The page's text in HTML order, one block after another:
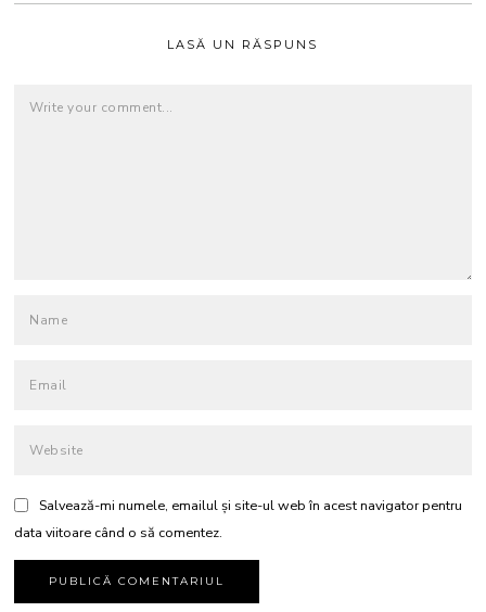
LASĂ UN RĂSPUNS
Salvează-mi numele, emailul și site-ul web în acest navigator pentru
data viitoare când o să comentez.